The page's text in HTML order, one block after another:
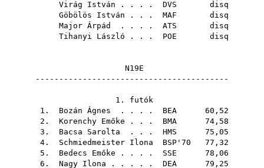
Virág István . . . . DVS disq
Göbölös István . . . MAF disq
Major Árpád
. . . . ATS disq
Tihanyi László . . . POE disq
N19E
-----------------------------------------
1. futók
1. Bozán Ágnes . . . . BEA 60,52
2. Korenchy Emőke . . . BMA 74,58
3. Bacsa Sarolta . . . HMS 75,05
4. Schmiedmeister Ilona BSP'70 77,32
5. Bedecs Emőke . . . . SSE 78,06
6. Nagy Ilona . . . . . DEA 79,25